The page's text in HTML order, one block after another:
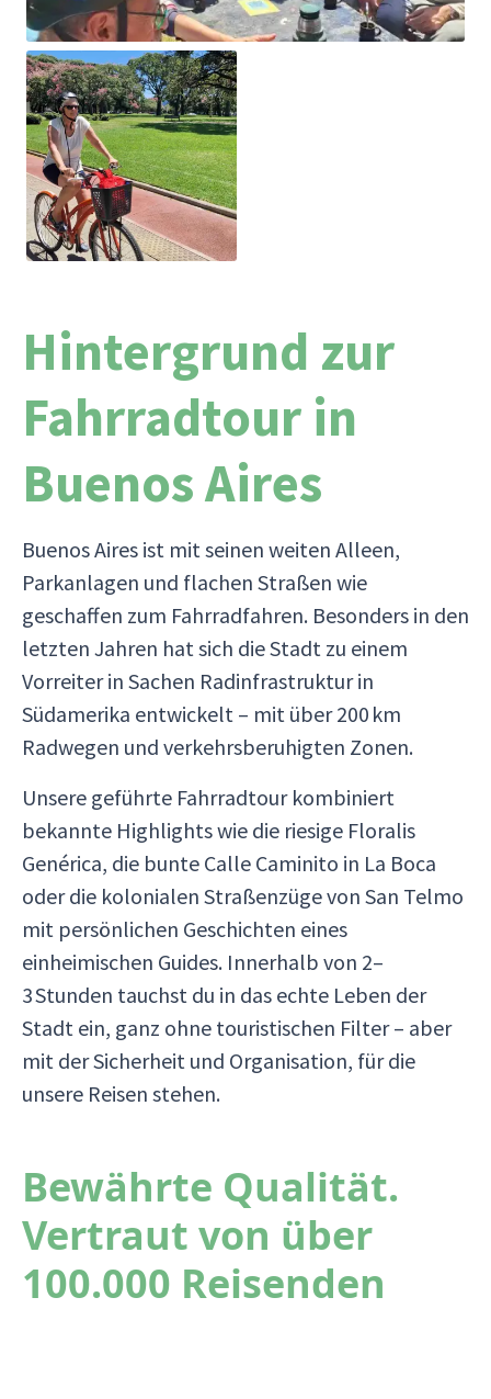
Hintergrund zur
Fahrradtour in
Buenos Aires
Buenos Aires ist mit seinen weiten Alleen,
Parkanlagen und flachen Straßen wie
geschaffen zum Fahrradfahren. Besonders in den
letzten Jahren hat sich die Stadt zu einem
Vorreiter in Sachen Radinfrastruktur in
Südamerika entwickelt – mit über 200 km
Radwegen und verkehrsberuhigten Zonen.
Unsere geführte Fahrradtour kombiniert
bekannte Highlights wie die riesige Floralis
Genérica, die bunte Calle Caminito in La Boca
oder die kolonialen Straßenzüge von San Telmo
mit persönlichen Geschichten eines
einheimischen Guides. Innerhalb von 2–
3 Stunden tauchst du in das echte Leben der
Stadt ein, ganz ohne touristischen Filter – aber
mit der Sicherheit und Organisation, für die
unsere Reisen stehen.
Bewährte Qualität.
Vertraut von über
100.000 Reisenden